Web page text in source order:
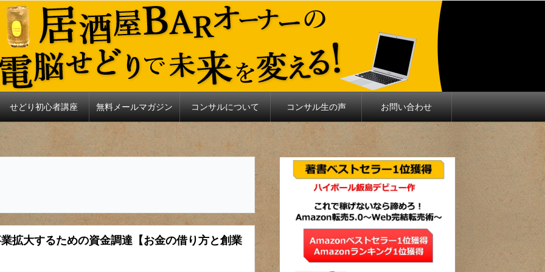
せどり初心者講座 無料メールマガジン コンサルについて コンサル生の声 お問い合わせ
拡大するための資金調達【お金の借り方と創業